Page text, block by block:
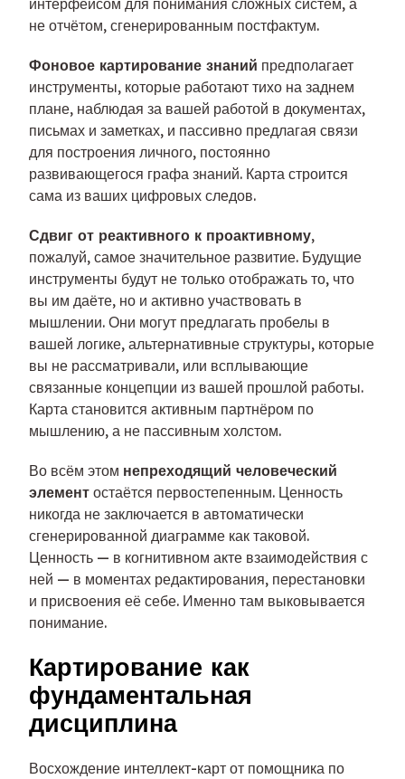
не отчётом, сгенерированным постфактум.
Фоновое картирование знаний предполагает
инструменты, которые работают тихо на заднем
плане, наблюдая за вашей работой в документах,
письмах и заметках, и пассивно предлагая связи
для построения личного, постоянно
развивающегося графа знаний. Карта строится
сама из ваших цифровых следов.
Сдвиг от реактивного к проактивному,
пожалуй, самое значительное развитие. Будущие
инструменты будут не только отображать то, что
вы им даёте, но и активно участвовать в
мышлении. Они могут предлагать пробелы в
вашей логике, альтернативные структуры, которые
вы не рассматривали, или всплывающие
связанные концепции из вашей прошлой работы.
Карта становится активным партнёром по
мышлению, а не пассивным холстом.
Во всём этом непреходящий человеческий
элемент остаётся первостепенным. Ценность
никогда не заключается в автоматически
сгенерированной диаграмме как таковой.
Ценность — в когнитивном акте взаимодействия с
ней — в моментах редактирования, перестановки
и присвоения её себе. Именно там выковывается
понимание.
Картирование как
фундаментальная
дисциплина
Восхождение интеллект-карт от помощника по